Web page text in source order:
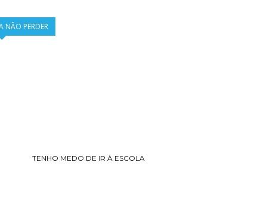
NÃO PERDER
TENHO MEDO DE IR À ESCOLA